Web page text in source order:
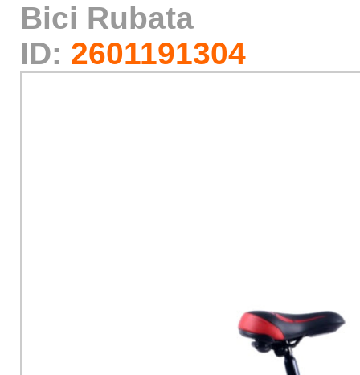
Bici Rubata
ID: 2601191304